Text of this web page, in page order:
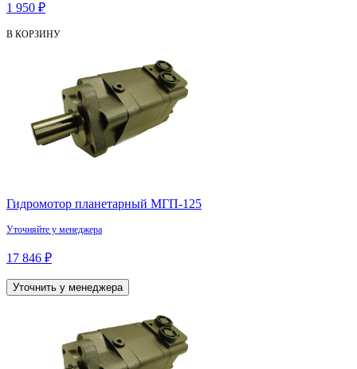
1 950 ₽
В КОРЗИНУ
Гидромотор планетарный МГП-125
Уточняйте у менеджера
17 846 ₽
Уточнить у менеджера